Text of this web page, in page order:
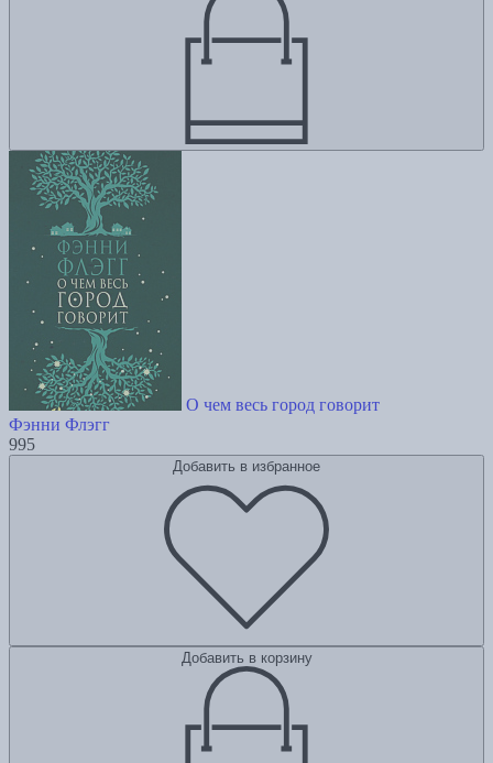
О чем весь город говорит
Фэнни Флэгг
995
Добавить в избранное
Добавить в корзину